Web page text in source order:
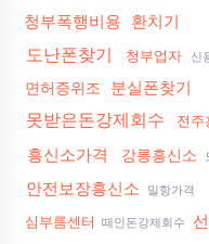
청부폭행비용 환치기
도난폰찾기 청부업자 신
면허증위조
분실폰찾기
못받은돈강제회수 전주
흥신소가격 강릉흥신소
안전보장흥신소 밀항가격
심부름센터 떼인돈강제회수